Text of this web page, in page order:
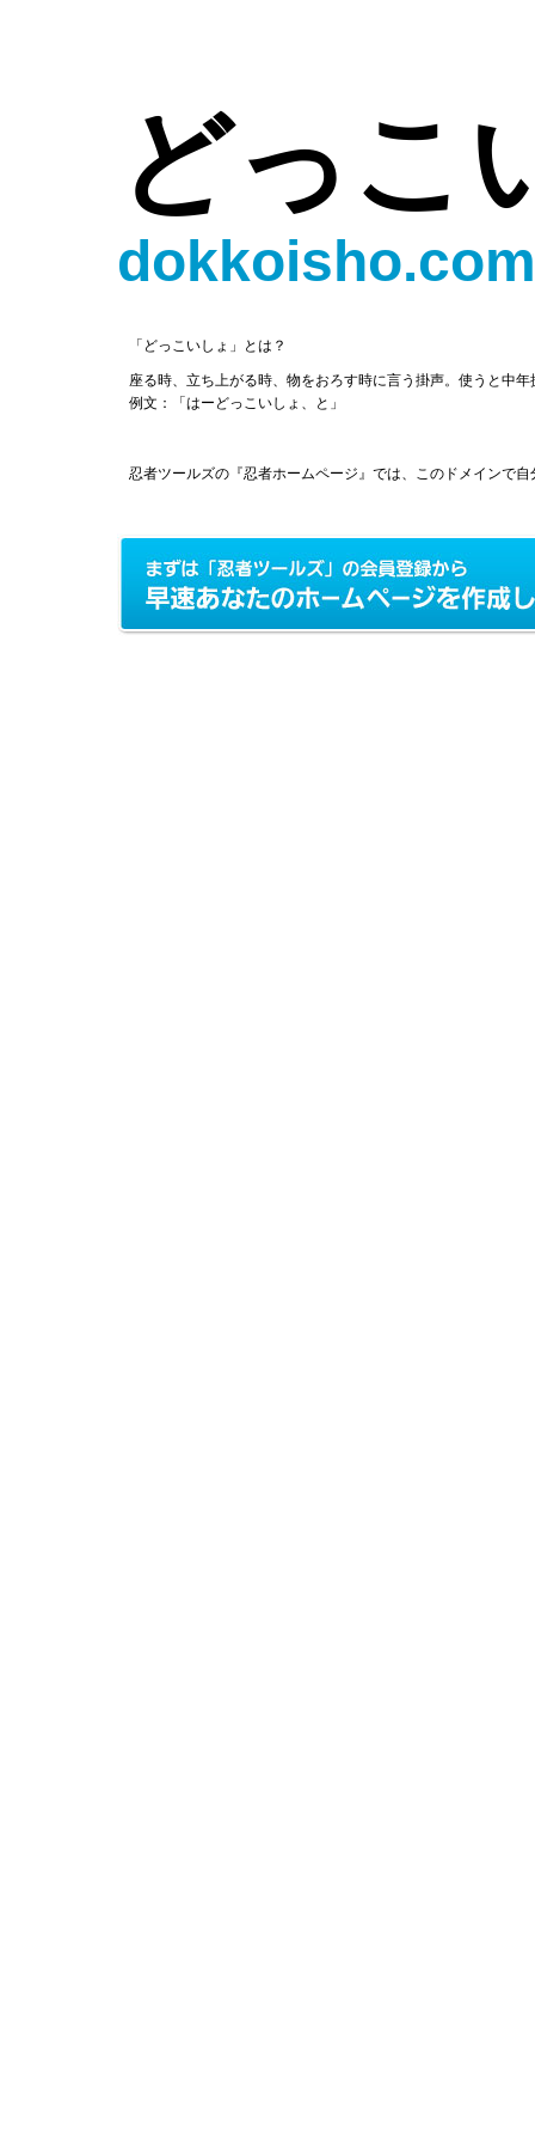
どっこ
dokkoisho.com
「どっこいしょ」とは？
座る時、立ち上がる時、物をおろす時に言う掛声。使うと中年
例文：「はーどっこいしょ、と」
忍者ツールズの『忍者ホームページ』では、このドメインで